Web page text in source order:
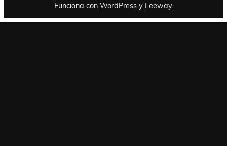
Funciona con WordPressy Leeway.